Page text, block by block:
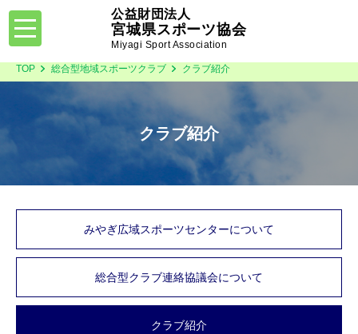
公益財団法人
宮城県スポーツ協会
Miyagi Sport Association
toggle
navigation
TOP 総合型地域スポーツクラブ クラブ紹介
クラブ紹介
みやぎ広域スポーツセンターについて
総合型クラブ連絡協議会について
クラブ紹介